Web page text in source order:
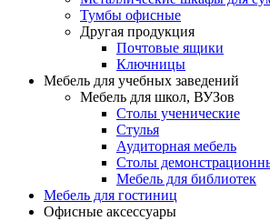
Тумбы офисные
Другая продукция
Почтовые ящики
Ключницы
Мебель для учебных заведений
Мебель для школ, ВУЗов
Столы ученические
Стулья
Аудиторная мебель
Столы
Мебель для библиотек
Мебель для гостиниц
Офисные аксессуары